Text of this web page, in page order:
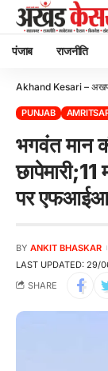
पंजाब राजनीति
Akhand Kesari –
PUNJAB
भगवंत मान
पर
LAST UPDATED: 29/
BY ANKIT BHASKAR
SHARE